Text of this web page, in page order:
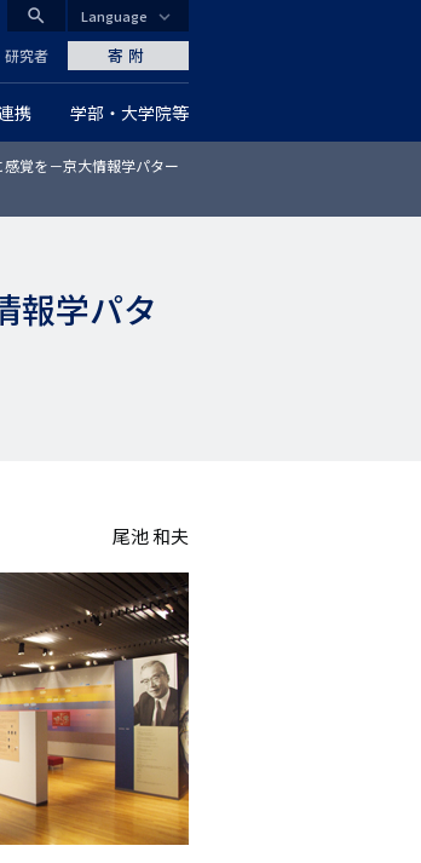
CLOSE
search
グ
ー
シ
ョ
ン
携 学部・大学院等
研究者 寄附
Language
覚を－京大情報学パター
報学パタ
尾池 和夫